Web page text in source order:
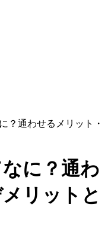
？通わせるメリット・
に？通わ
リットと